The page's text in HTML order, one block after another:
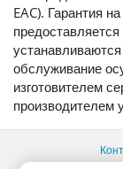
EAC). Гарантия
обслуживание
изготовителем
производителем